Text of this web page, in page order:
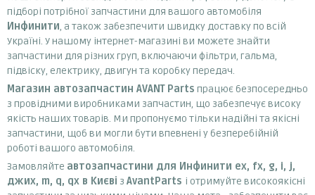
підборі потрібної запчастини для вашого автомобіля
Инфинити, а також забезпечити швидку доставку по всій
Україні. У нашому інтернет-магазині ви можете знайти
запчастини для різних груп, включаючи фільтри, гальма,
підвіску, електрику, двигун та коробку передач.
Магазин автозапчастин AVANT Parts працює безпосередньо
з провідними виробниками запчастин, що забезпечує високу
якість наших товарів. Ми пропонуємо тільки надійні та якісні
запчастини, щоб ви могли бути впевнені у безперебійній
роботі вашого автомобіля.
Замовляйте автозапчастини для Инфинити ex, fx, g, i, j,
джих, m, q, qx в Києві з AvantParts і отримуйте високоякісні